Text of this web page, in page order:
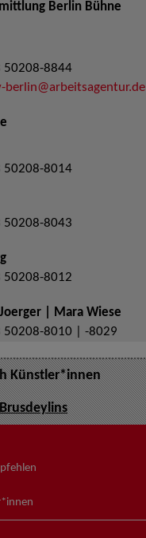
Berlin Bühne
50208-8844
berlin@arbeitsagentur.de
50208-8014
50208-8043
50208-8012
| Mara Wiese
50208-8010 | -8029
Künstler*innen